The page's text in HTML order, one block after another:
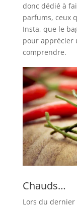
donc dédié à
parfums, ceux
Insta, que le
pour apprécier
comprendre.
Chauds…
Lors du dernier